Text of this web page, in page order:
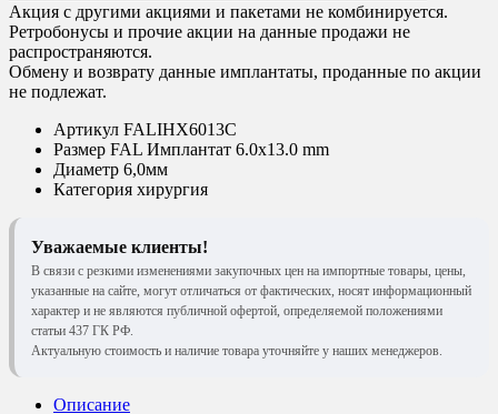
Акция с другими акциями и пакетами не комбинируется.
Ретробонусы и прочие акции на данные продажи не
распространяются.
Обмену и возврату данные имплантаты, проданные по акции
не подлежат.
Артикул FALIHX6013C
Размер FAL Имплантат 6.0x13.0 mm
Диаметр 6,0мм
Категория хирургия
Уважаемые клиенты!
В связи с резкими изменениями закупочных цен на импортные товары, цены,
указанные на сайте, могут отличаться от фактических, носят информационный
характер и не являются публичной офертой, определяемой положениями
статьи 437 ГК РФ.
Актуальную стоимость и наличие товара уточняйте у наших менеджеров.
Описание